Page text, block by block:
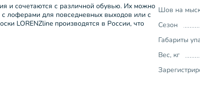
и сочетаются с различной обувью. Их можно
с лоферами для повседневных выходов или с
LORENZline производятся в России, что
Шов на
Сезон
Габариты
Вес, кг